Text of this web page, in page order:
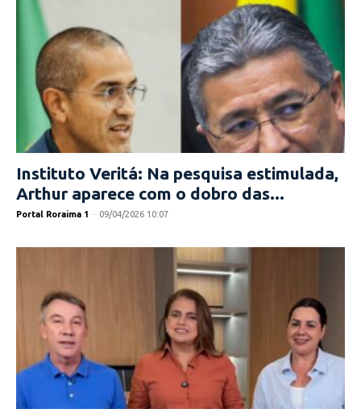
Instituto Veritá: Na pesquisa estimulada,
Arthur aparece com o dobro das...
Portal Roraima 1 - 09/04/2026 10:07